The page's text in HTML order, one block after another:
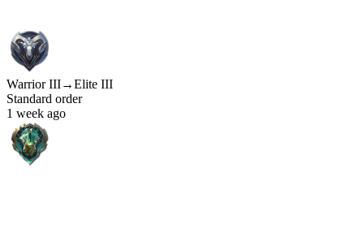
Warrior III→Elite III
Standard order
1 week ago